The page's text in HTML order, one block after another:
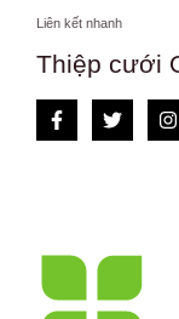
Liên kết nhanh
Thiệp cưới